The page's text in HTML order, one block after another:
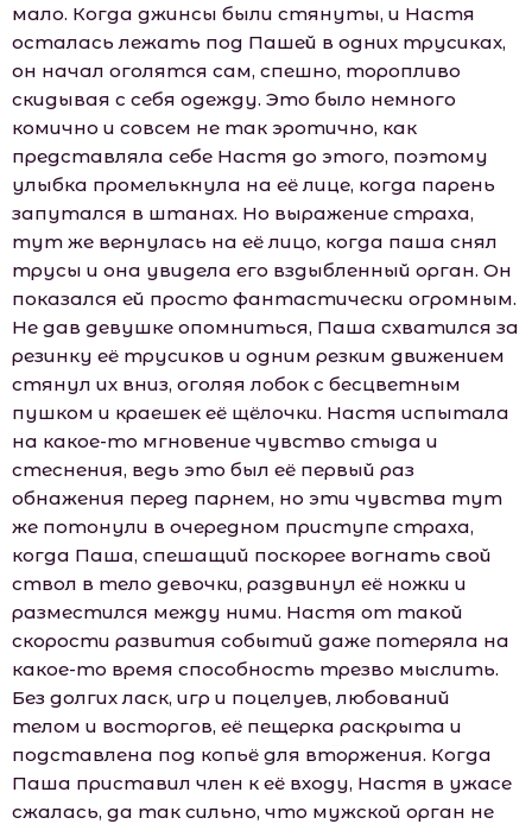
мало. Когда джинсы были стянуты, и Настя
осталась лежать под Пашей в одних трусиках,
он начал оголятся сам, спешно, торопливо
скидывая с себя одежду. Это было немного
комично и совсем не так эротично, как
представляла себе Настя до этого, поэтому
улыбка промелькнула на её лице, когда парень
запутался в штанах. Но выражение страха,
тут же вернулась на её лицо, когда паша снял
трусы и она увидела его вздыбленный орган. Он
показался ей просто фантастически огромным.
Не дав девушке опомниться, Паша схватился за
резинку её трусиков и одним резким движением
стянул их вниз, оголяя лобок с бесцветным
пушком и краешек её щёлочки. Настя испытала
на какое-то мгновение чувство стыда и
стеснения, ведь это был её первый раз
обнажения перед парнем, но эти чувства тут
же потонули в очередном приступе страха,
когда Паша, спешащий поскорее вогнать свой
ствол в тело девочки, раздвинул её ножки и
разместился между ними. Настя от такой
скорости развития событий даже потеряла на
какое-то время способность трезво мыслить.
Без долгих ласк, игр и поцелуев, любований
телом и восторгов, её пещерка раскрыта и
подставлена под копьё для вторжения. Когда
Паша приставил член к её входу, Настя в ужасе
сжалась, да так сильно, что мужской орган не